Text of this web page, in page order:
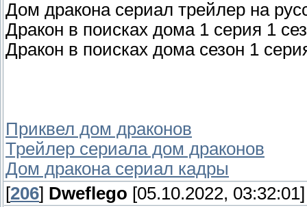
Дом дракона сериал трейлер на
Дракон в поисках дома 1 серия 1
Дракон в поисках дома сезон 1
Приквел дом драконов
Трейлер сериала дом драконов
Дом дракона сериал кадры
[206] Dweflego [05.10.2022, 03:32:01]